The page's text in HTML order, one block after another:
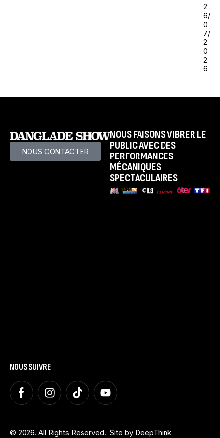
2
6/
0
7/
2
0
2
6
NOUS CONTACTER
NOUS FAISONS VIBRER LE
PUBLIC AVEC DES
PERFORMANCES
MÉCANIQUES
SPECTACULAIRES
NOUS SUIVRE
© 2026. All Rights Reserved. Site by DeepThink